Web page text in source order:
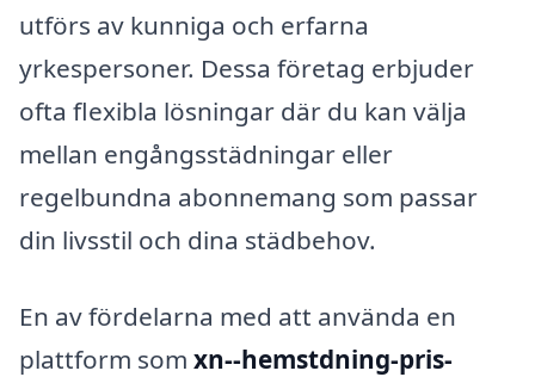
utförs av kunniga och erfarna
yrkespersoner. Dessa företag erbjuder
ofta flexibla lösningar där du kan välja
mellan engångsstädningar eller
regelbundna abonnemang som passar
din livsstil och dina städbehov.
En av fördelarna med att använda en
plattform som xn--hemstdning-pris-